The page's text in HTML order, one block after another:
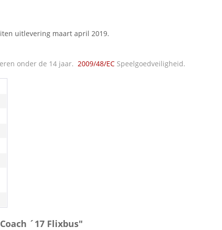
uitlevering maart april 2019.
onder de 14 jaar. 2009/48/EC Speelgoedveiligheid.
´17 Flixbus"